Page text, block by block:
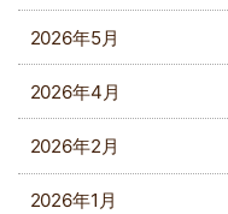
2026年5月
2026年4月
2026年2月
2026年1月